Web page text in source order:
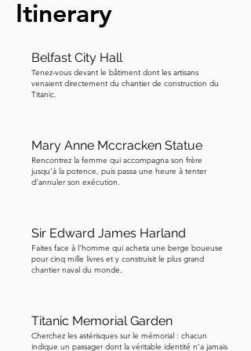
où la rivière cachée Farset rencontre la
Lagan, la ville espère qu'il conservera la
dans un nouveau départ. Regardez
attentivement les écailles. Vous
remarquerez les différentes
poisson, y compris des coupures de
journaux, des vues de la ville, des
industries locales et des œuvres d'art
pour montrer que, à Belfast, le passé et
le présent, ainsi que les différents
domaines de la vie, se chevauchent
C'est une tradition locale de
l'embrasser sur la bouche pour porter
Itinerary
Belfast City Hall
Tenez-vous devant le bâtiment dont les artisans
venaient directement du chantier de construction du
Titanic.
Mary Anne Mccracken Statue
Rencontrez la femme qui accompagna son frère
jusqu’à la potence, puis passa une heure à tenter
d’annuler son exécution.
Sir Edward James Harland
Faites face à l’homme qui acheta une berge boueuse
pour cinq mille livres et y construisit le plus grand
chantier naval du monde.
Titanic Memorial Garden
Cherchez les astérisques sur le mémorial : chacun
indique un passager dont la véritable identité n’a jamais